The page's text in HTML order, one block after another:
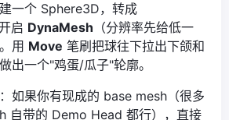
一个 Sphere3D，转成
启 DynaMesh （分辨率先给低一
用 Move 笔刷把球往下拉出下颌和
出一个"鸡蛋/瓜子"轮廓。
：如果你有现成的 base mesh（很多
自带的 Demo Head 都行），直接